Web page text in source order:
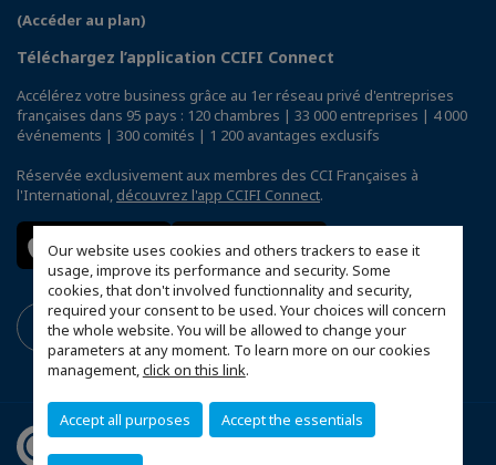
Our website uses cookies and others trackers to ease it
usage, improve its performance and security. Some
cookies, that don't involved functionnality and security,
required your consent to be used. Your choices will concern
the whole website. You will be allowed to change your
parameters at any moment. To learn more on our cookies
management,click on this link.
Accept all purposes Accept the essentials
(Accéder au plan)
Téléchargez l’application CCIFI Connect
Accélérez votre business grâce au 1er réseau privé d'entreprises
françaises dans 95 pays : 120 chambres | 33 000 entreprises | 4 000
événements | 300 comités | 1 200 avantages exclusifs
Réservée exclusivement aux membres des CCI Françaises à
l'International, découvrez l'app CCIFI Connect.